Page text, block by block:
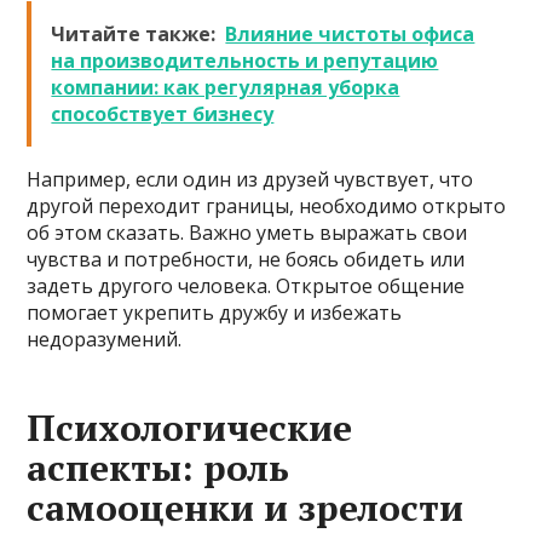
Читайте также: Влияние чистоты офиса
на производительность и репутацию
компании: как регулярная уборка
способствует бизнесу
Например, если один из друзей чувствует, что
другой переходит границы, необходимо открыто
об этом сказать. Важно уметь выражать свои
чувства и потребности, не боясь обидеть или
задеть другого человека. Открытое общение
помогает укрепить дружбу и избежать
недоразумений.
Психологические
аспекты: роль
самооценки и зрелости